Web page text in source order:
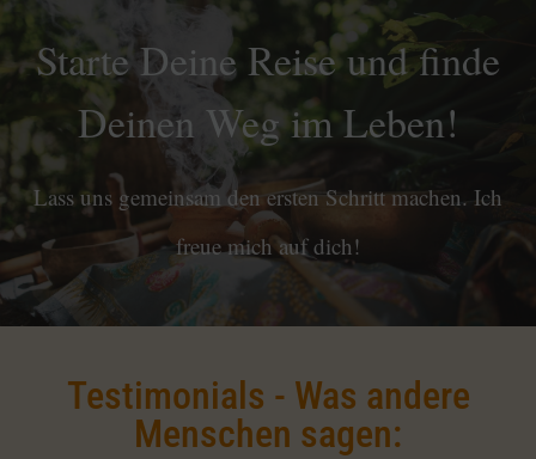
Starte Deine Reise und finde
Deinen Weg im Leben!
Lass uns gemeinsam den ersten Schritt machen. Ich
freue mich auf dich!
Testimonials - Was andere
Menschen sagen: